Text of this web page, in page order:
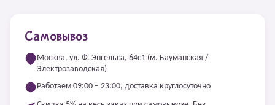
Самовывоз
Москва, ул. Ф. Энгельса, 64с1 (м. Бауманская /
Электрозаводская)
Работаем 09:00 – 23:00, доставка круглосуточно